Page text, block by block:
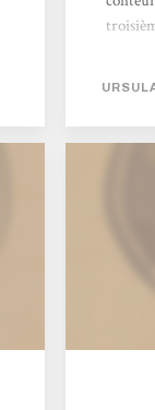
cher
en